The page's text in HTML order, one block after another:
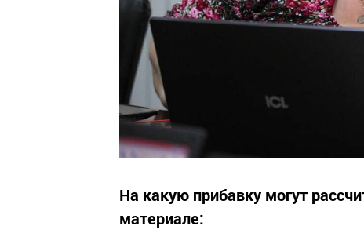
На какую прибавку могут
материале: